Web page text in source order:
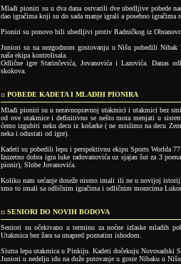
Mlađi pioniri su u dva dana ostvarili dve ubedljive pobede
dao igračima koji su do sada manje igrali a posebno igračima
Pioniri su ponovo bili ubedljivi protiv Radničkog iz
Juniori su na nezgodnom gostovanju u Nišu pobedili
naša ekipa kontrolisala.
Odlične igre Starinčevića, Jovanovića i Lazovića. Danas
skokova.
:: POBEDE KADETA I MLAĐIH PIONIRA
Mlađi pioniri su u neravnopravnoj utakmici i utakmici bez
od ove utakmice i definitivno se nešto mora menjati u
ćemo izgubiti neku decu iz košarke ( ne mislimo na decu
neka i odustati od igre).
Kadeti su pobedili lepu i perspektivnu ekipu Sports Worlda
Izuzetno dobra igra luke radovanovića uz sjajan šut za 3
pionir), Slobe Jovanovića.
Koliko nam sećanje doseže nismo imali ili ne u novijoj
smo to imali sa odličnim igračima i odličnim momcima
:: SENIORI DO NOVIH BODOVA
Seniori su očekivano u terminu za noćne izlaske mladih
Utakmica bez žara sa unapred poznatim ishodom.
Siutra lepa utakmica u Pinkiju. Kadeti dočekuju Novosadski
Juniori u nedelju idu na duže putovanje u goste Nibaku u